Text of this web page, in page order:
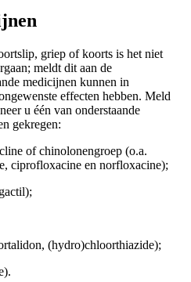
griep of koorts is het niet
meldt dit aan de
medicijnen kunnen in
effecten hebben. Meld
u één van onderstaande
gekregen:
of chinolonengroep (o.a.
ciprofloxacine en norfloxacine);
(hydro)chloorthiazide);